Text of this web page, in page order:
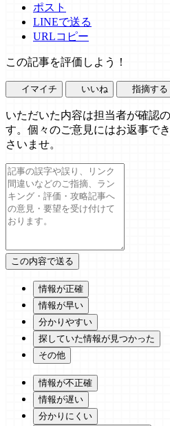
ポスト
LINEで送る
URLコピー
この記事を評価しよう！
イマイチ いいね 指摘する
いただいた内容は担当者が確認
す。個々のご意見にはお返事で
さいませ。
情報が正確
情報が早い
分かりやすい
探していた情報が見つかった
その他
情報が不正確
情報が遅い
分かりにくい